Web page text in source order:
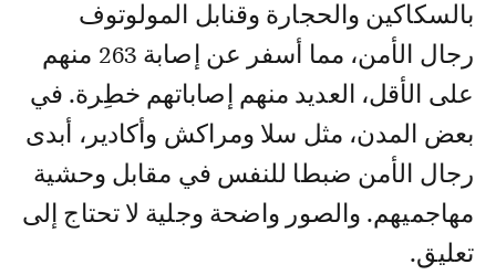
بالسكاكين والحجارة وقنابل المولوتوف
رجال الأمن، مما أسفر عن إصابة 263 منهم
على الأقل، العديد منهم إصاباتهم خطِرة. في
بعض المدن، مثل سلا ومراكش وأكادير، أبدى
رجال الأمن ضبطا للنفس في مقابل وحشية
مهاجميهم. والصور واضحة وجلية لا تحتاج إلى
تعليق.